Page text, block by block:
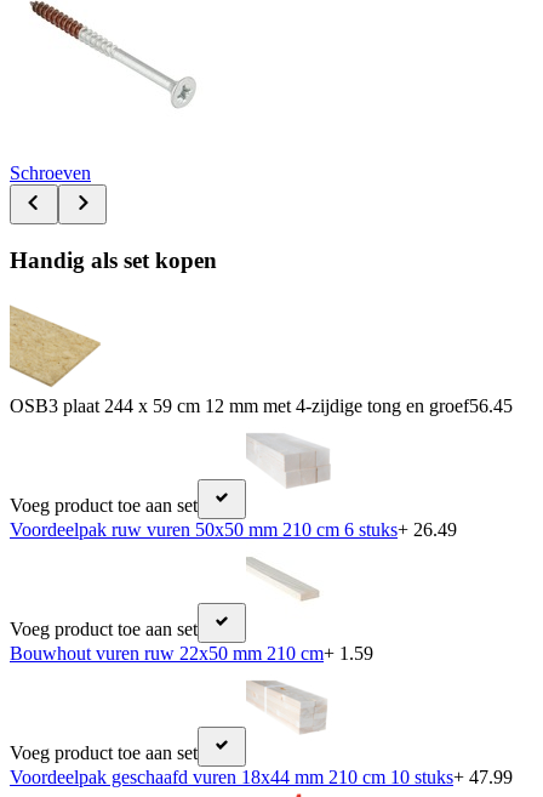
Schroeven
Handig als set kopen
OSB3 plaat 244 x 59 cm 12 mm met 4-zijdige tong en groef56.45
Voeg product toe aan set
Voordeelpak ruw vuren 50x50 mm 210 cm 6 stuks+ 26.49
Voeg product toe aan set
Bouwhout vuren ruw 22x50 mm 210 cm+ 1.59
Voeg product toe aan set
Voordeelpak geschaafd vuren 18x44 mm 210 cm 10 stuks+ 47.99